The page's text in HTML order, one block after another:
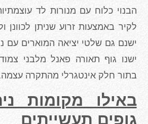
הבנוי כלוח עם מנורות לד
לקיר באמצעות זרוע שניתן לכוונן
ישנם גם שלטי יציאה המוארים עם
ישנו גוף תאורה פאנל מלבני
בתור חלק אינטגרלי מהתקרה
באילו מקומות
גופים תעשייתים